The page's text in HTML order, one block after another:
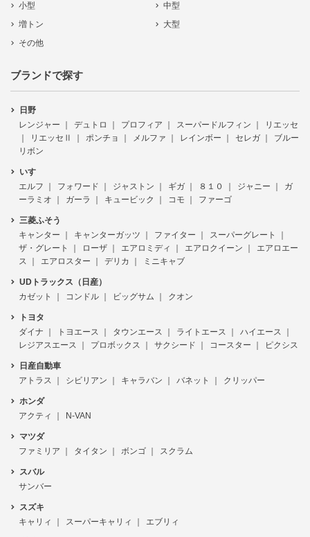
小型
中型
増トン
大型
その他
ブランドで探す
日野
レンジャー
デュトロ プロフィア スーパードルフィン
リエッセ
リエッセⅡ
ポンチョ メルファ レインボー セレガ
ブルー
リボン
いすゞ
エルフ
フォワード ジャストン ギガ ８１０ ジャニー
ガ
ーラミオ
ガーラ キュービック コモ ファーゴ
三菱ふそう
キャンター
キャンターガッツ ファイター
スーパーグレート
ザ・グレート
ローザ エアロミディ エアロクイーン
エアロエー
ス
エアロスター デリカ ミニキャブ
UDトラックス（日産）
カゼット
コンドル ビッグサム クオン
トヨタ
ダイナ
トヨエース タウンエース ライトエース
ハイエース
レジアスエース
プロボックス サクシード コースター ピクシス
日産自動車
アトラス
シビリアン キャラバン バネット クリッパー
ホンダ
アクティ
N-VAN
マツダ
ファミリア
タイタン ボンゴ スクラム
スバル
サンバー
スズキ
キャリィ
スーパーキャリィ エブリィ